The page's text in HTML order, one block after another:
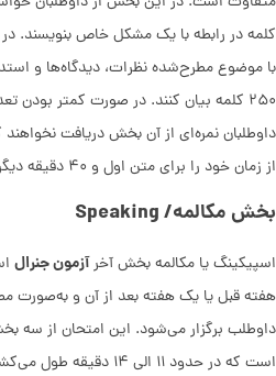
با موضوع مطرح‌شده نظرات، دیدگاه‌ها و
۲۵۰ کلمه بیان کنند. در صورت کمتر
از زمان خود را برای متن اول و ۴۰ دقیقه دیگر را برای متن دوم اختصاص دهند.
بخش مکالمه/ Speaking
اسپیکینگ یا مکالمه بخش آخرآزمون جنرال
هفته قبل یا یک هفته بعد از آن و به‌صورت
داوطلب برگزار می‌شود. این امتحان از سه
است که در حدود ۱۱ الی ۱۴